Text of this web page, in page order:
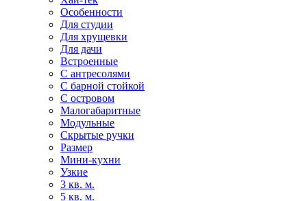
Особенности
Для студии
Для хрущевки
Для дачи
Встроенные
С антресолями
С барной стойкой
С островом
Малогабаритные
Модульные
Скрытые ручки
Размер
Мини-кухни
Узкие
3 кв. м.
5 кв. м.